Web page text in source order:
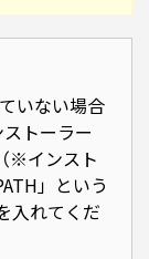
いない場合
トーラー
※インスト
」という
入れてくだ